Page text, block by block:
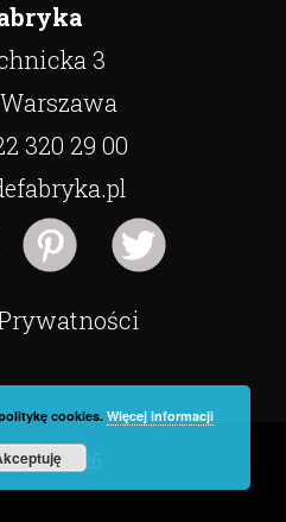
3
320 29 00
2026
cookies.Więcej informacji